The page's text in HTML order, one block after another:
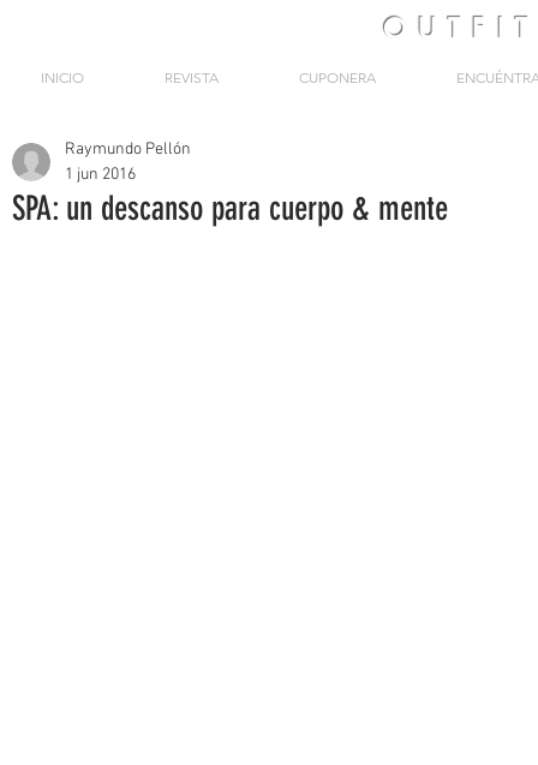
OUTFIT
INICIO REVISTA CUPONERA
SPA: un descanso para cuerpo & mente
Raymundo Pellón
1 jun 2016